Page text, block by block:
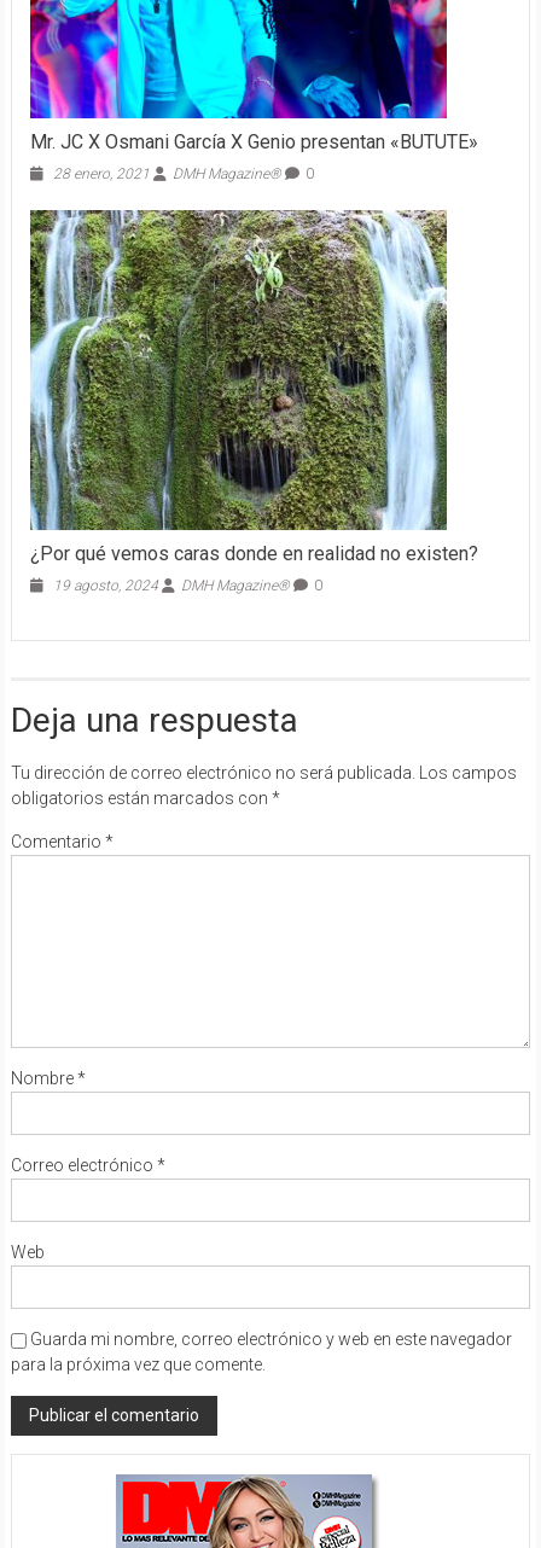
Mr. JC X Osmani García X Genio presentan «BUTUTE»
28 enero, 2021 DMH Magazine® 0
¿Por qué vemos caras donde en realidad no existen?
19 agosto, 2024 DMH Magazine® 0
Deja una respuesta
Tu dirección de correo electrónico no será publicada.
Los campos
obligatorios están marcados con *
Comentario *
Nombre*
Correo electrónico *
Web
Guarda mi nombre, correo electrónico y web en este navegador
para la próxima vez que comente.